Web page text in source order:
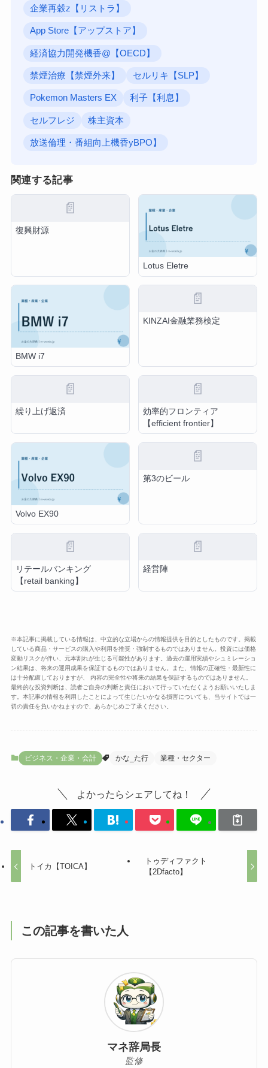
企業再穀z【リストラ】
App Store【アップストア】
経済協力開発機香@【OECD】
禁煙治療【禁煙外来】 セルリキ【SLP】
Pokemon Masters EX 利子【利息】
セルフレジ 株主資本
放送倫理・番組向上機香yBPO】
関連する記事
📄
復興財源
Lotus Eletre
BMW i7
📄
KINZAI金融業務検定
📄
繰り上げ返済
📄
効率的フロンティア
【efficient frontier】
Volvo EX90
📄
第3のビール
📄
リテールバンキング
【retail banking】
📄
経営陣
※本記事に掲載している情報は、中立的な立場からの情報提供を目的としたものです。掲載
している商品・サービスの購入や利用を推奨・強制するものではありません。投資には価格
変動リスクが伴い、元本割れが生じる可能性があります。過去の運用実績やシュミレーショ
ン結果は、将来の運用成果を保証するものではありません。また、情報の正確性・最新性に
は十分配慮しておりますが、 内容の完全性や将来の結果を保証するものではありません。
最終的な投資判断は、読者ご自身の判断と責任において行っていただくようお願いいたしま
す。本記事の情報を利用したことによって生じたいかなる損害についても、当サイトでは一
切の責任を負いかねますので、あらかじめご了承ください。
ビジネス・企業・会計 かな_た行 業種・セクター
よかったらシェアしてね！
トイカ【TOICA】
トゥディファクト
【2Dfacto】
この記事を書いた人
マネ辞局長
監修